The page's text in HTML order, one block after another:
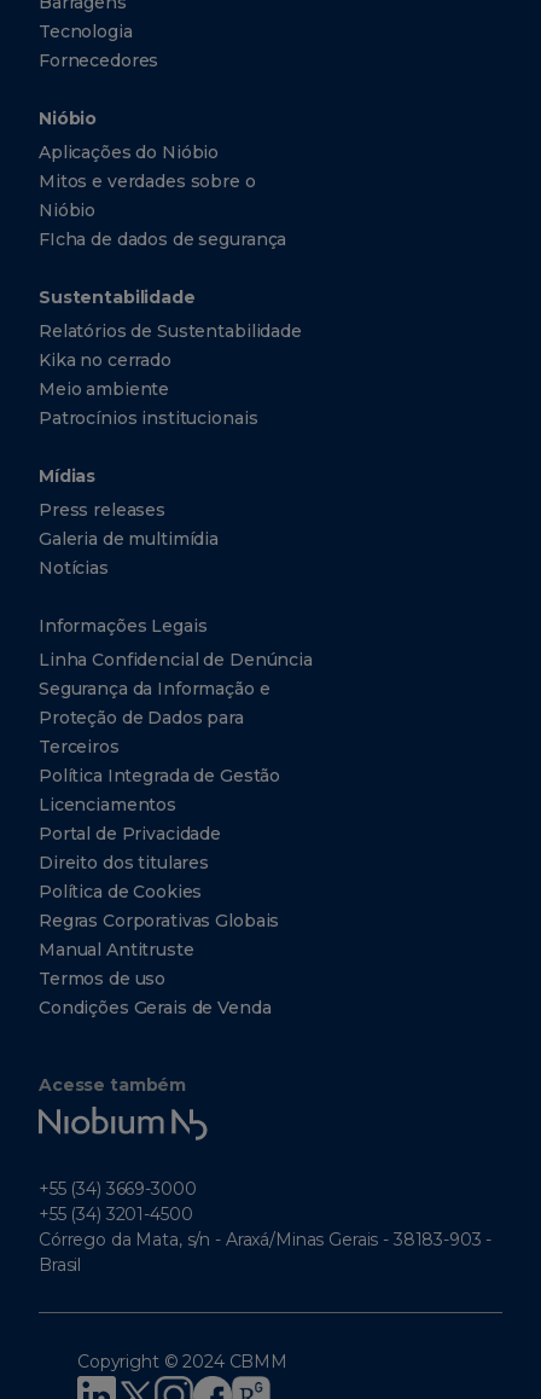
Tecnologia
Fornecedores
Nióbio
Aplicações do Nióbio
Mitos e verdades sobre o
Nióbio
FIcha de dados de segurança
Sustentabilidade
Relatórios de Sustentabilidade
Kika no cerrado
Meio ambiente
Patrocínios institucionais
Mídias
Press releases
Galeria de multimídia
Notícias
Informações Legais
Linha Confidencial de Denúncia
Segurança da Informação e
Proteção de Dados para
Terceiros
Política Integrada de Gestão
Licenciamentos
Portal de Privacidade
Direito dos titulares
Política de Cookies
Regras Corporativas Globais
Manual Antitruste
Termos de uso
Condições Gerais de Venda
Acesse também
Niobium
Tech
+55 (34) 3669-3000
+55 (34) 3201-4500
Córrego da Mata, s/n - Araxá/Minas Gerais - 38183-903 -
Brasil
Copyright © 2024 CBMM